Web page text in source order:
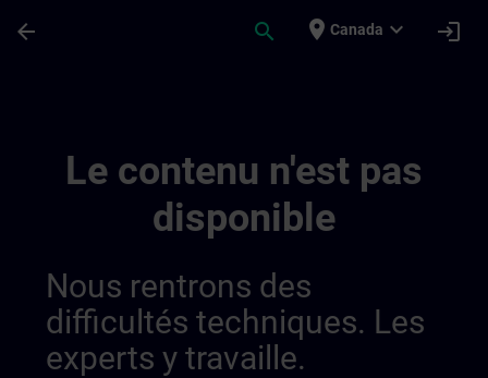
arrow_back search place Canada expand_more login
Le contenu n'est pas
disponible
Nous rentrons des
difficultés techniques. Les
experts y travaille.